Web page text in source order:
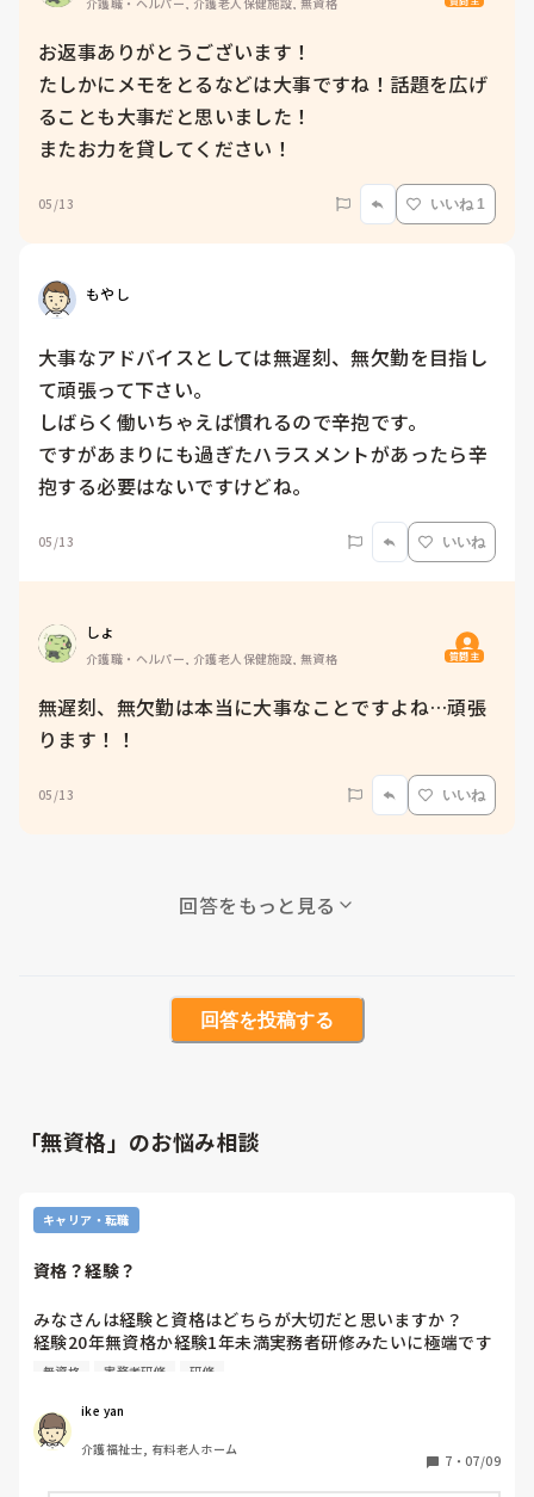
お返事ありがとうございます！
たしかにメモをとるなどは大事ですね！話題を広げ
ることも大事だと思いました！
またお力を貸してください！
05/13 いいね 1
もやし
大事なアドバイスとしては無遅刻、無欠勤を目指し
て頑張って下さい。
しばらく働いちゃえば慣れるので辛抱です。
ですがあまりにも過ぎたハラスメントがあったら辛
抱する必要はないですけどね。
05/13 いいね
しょ
介護職・ヘルパー, 介護老人保健施設, 無資格 質問主
無遅刻、無欠勤は本当に大事なことですよね…頑張
ります！！
05/13 いいね
回答をもっと見る
回答を投稿する
「無資格」のお悩み相談
キャリア・転職
資格？経験？
みなさんは経験と資格はどちらが大切だと思いますか？
経験20年無資格か経験1年未満実務者研修みたいに極端です
が。
まだ介福ないのにその施設20年か介福もち3年みたいな。
意見をよろしくお願いします。
無資格 実務者研修 研修
ike yan
介護福祉士, 有料老人ホーム
7 ・ 07/09